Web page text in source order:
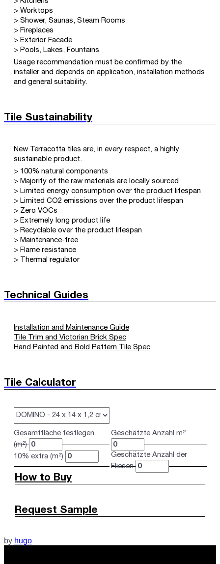
> Worktops
> Shower, Saunas, Steam Rooms
> Fireplaces
> Exterior Facade
> Pools, Lakes, Fountains
Usage recommendation must be confirmed by the
installer and depends on application, installation methods
and general suitability.
Tile Sustainability
New Terracotta tiles are, in every respect, a highly
sustainable product.
> 100% natural components
> Majority of the raw materials are locally sourced
> Limited energy consumption over the product lifespan
> Limited CO2 emissions over the product lifespan
> Zero VOCs
> Extremely long product life
> Recyclable over the product lifespan
> Maintenance-free
> Flame resistance
> Thermal regulator
Technical Guides
Installation and Maintenance Guide
Tile Trim and Victorian Brick Spec
Hand Painted and Bold Pattern Tile Spec
Tile Calculator
Gesamtfläche festlegen
(m²)
Geschätzte Anzahl m²
10% extra (m²)
Geschätzte Anzahl der
Fliesen
How to Buy
Request Sample
by hugo